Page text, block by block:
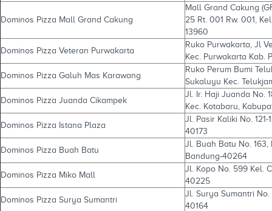
Dominos Pizza Mall Grand Cakung
Mall Grand Cakung
25 Rt. 001 Rw. 001,
13960
Dominos Pizza Veteran Purwakarta
Ruko Purwakarta, Jl
Kec. Purwakarta Kab.
Dominos Pizza Galuh Mas Karawang
Ruko Perum Bumi
Sukaluyu Kec.
Dominos Pizza Juanda Cikampek
Jl. Ir. Haji Juanda No.
Kec. Kotabaru,
Dominos Pizza Istana Plaza
Jl. Pasir Kaliki No.
40173
Dominos Pizza Buah Batu
Jl. Buah Batu No. 163,
Bandung-40264
Dominos Pizza Miko Mall
Jl. Kopo No. 599 Kel.
40225
Dominos Pizza Surya Sumantri
Jl. Surya Sumantri
40164